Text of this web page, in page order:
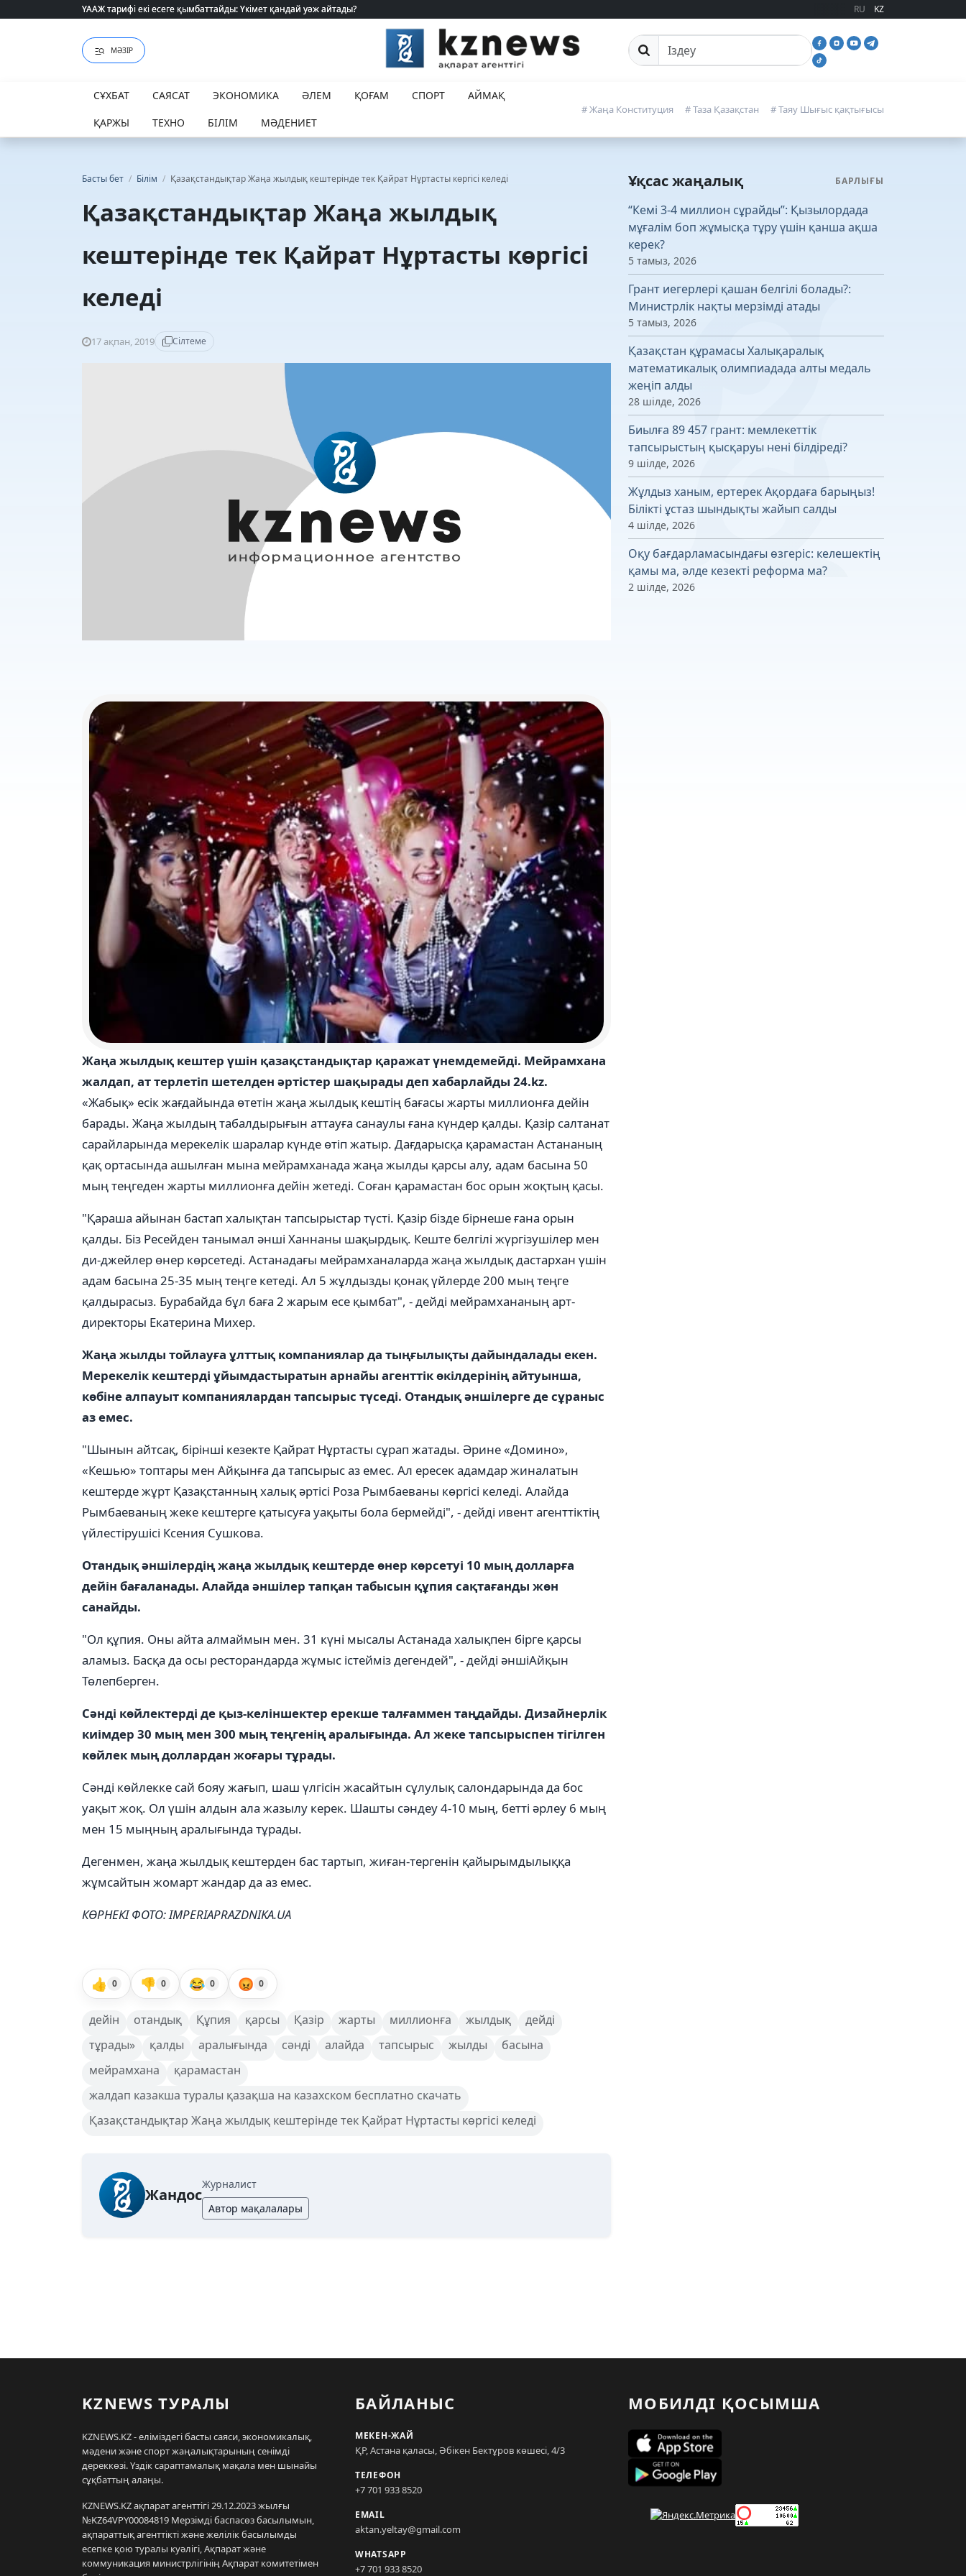
ҮААЖ тарифі екі есеге қымбаттайды: Үкімет қандай уәж айтады?
ҮААЖ тарифі екі есеге қымбаттайды: Үкімет қандай уәж айтады? RU KZ
МӘЗІР Сайттан іздеу
СҰХБАТ САЯСАТ ЭКОНОМИКА ӘЛЕМ ҚОҒАМ СПОРТ
АЙМАҚ
ҚАРЖЫ
ТЕХНО БІЛІМ МӘДЕНИЕТ
# Жаңа Конституция # Таза Қазақстан # Таяу Шығыс қақтығысы
Басты бет / Білім / Қазақстандықтар Жаңа жылдық кештерінде тек Қайрат Нұртасты көргісі келеді
Қазақстандықтар Жаңа жылдық
кештерінде тек Қайрат Нұртасты көргісі
келеді
17 ақпан, 2019 Сілтеме
Жаңа жылдық кештер үшін қазақстандықтар қаражат үнемдемейді. Мейрамхана
жалдап, ат терлетіп шетелден әртістер шақырады деп хабарлайды 24.kz.
«Жабық» есік жағдайында өтетін жаңа жылдық кештің бағасы жарты миллионға дейін
барады. Жаңа жылдың табалдырығын аттауға санаулы ғана күндер қалды. Қазір салтанат
сарайларында мерекелік шаралар күнде өтіп жатыр. Дағдарысқа қарамастан Астананың
қақ ортасында ашылған мына мейрамханада жаңа жылды қарсы алу, адам басына 50
мың теңгеден жарты миллионға дейін жетеді. Соған қарамастан бос орын жоқтың қасы.
"Қараша айынан бастап халықтан тапсырыстар түсті. Қазір бізде бірнеше ғана орын
қалды. Біз Ресейден танымал әнші Ханнаны шақырдық. Кеште белгілі жүргізушілер мен
ди-джейлер өнер көрсетеді. Астанадағы мейрамханаларда жаңа жылдық дастархан үшін
адам басына 25-35 мың теңге кетеді. Ал 5 жұлдызды қонақ үйлерде 200 мың теңге
қалдырасыз. Бурабайда бұл баға 2 жарым есе қымбат", - дейді мейрамхананың арт-
директоры Екатерина Михер.
Жаңа жылды тойлауға ұлттық компаниялар да тыңғылықты дайындалады екен.
Мерекелік кештерді ұйымдастыратын арнайы агенттік өкілдерінің айтуынша,
көбіне алпауыт компаниялардан тапсырыс түседі. Отандық әншілерге де сұраныс
аз емес.
"Шынын айтсақ, бірінші кезекте Қайрат Нұртасты сұрап жатады. Әрине «Домино»,
«Кешью» топтары мен Айқынға да тапсырыс аз емес. Ал ересек адамдар жиналатын
кештерде жұрт Қазақстанның халық әртісі Роза Рымбаеваны көргісі келеді. Алайда
Рымбаеваның жеке кештерге қатысуға уақыты бола бермейді", - дейді ивент агенттіктің
үйлестірушісі Ксения Сушкова.
Отандық әншілердің жаңа жылдық кештерде өнер көрсетуі 10 мың долларға
дейін бағаланады. Алайда әншілер тапқан табысын құпия сақтағанды жөн
санайды.
"Ол құпия. Оны айта алмаймын мен. 31 күні мысалы Астанада халықпен бірге қарсы
аламыз. Басқа да осы ресторандарда жұмыс істейміз дегендей", - дейді әншіАйқын
Төлепберген.
Сәнді көйлектерді де қыз-келіншектер ерекше талғаммен таңдайды. Дизайнерлік
киімдер 30 мың мен 300 мың теңгенің аралығында. Ал жеке тапсырыспен тігілген
көйлек мың доллардан жоғары тұрады.
Сәнді көйлекке сай бояу жағып, шаш үлгісін жасайтын сұлулық салондарында да бос
уақыт жоқ. Ол үшін алдын ала жазылу керек. Шашты сәндеу 4-10 мың, бетті әрлеу 6 мың
мен 15 мыңның аралығында тұрады.
Дегенмен, жаңа жылдық кештерден бас тартып, жиған-тергенін қайырымдылыққа
жұмсайтын жомарт жандар да аз емес.
КӨРНЕКІ ФОТО: IMPERIAPRAZDNIKA.UA
👍 0 👎 0 😂 0 😡 0
дейін отандық Құпия қарсы Қазір жарты миллионға жылдық
дейді
тұрады»
қалды аралығында сәнді алайда тапсырыс жылды
басына
мейрамхана
қарамастан
жалдап казакша туралы қазақша на казахском бесплатно скачать
Қазақстандықтар Жаңа жылдық кештерінде тек Қайрат Нұртасты көргісі келеді
Жандос
Журналист
Автор мақалалары
Ұқсас жаңалық БАРЛЫҒЫ
“Кемі 3-4 миллион сұрайды”: Қызылордада
мұғалім боп жұмысқа тұру үшін қанша ақша
керек?
5 тамыз, 2026
Грант иегерлері қашан белгілі болады?:
Министрлік нақты мерзімді атады
5 тамыз, 2026
Қазақстан құрамасы Халықаралық
математикалық олимпиадада алты медаль
жеңіп алды
28 шілде, 2026
Биылға 89 457 грант: мемлекеттік
тапсырыстың қысқаруы нені білдіреді?
9 шілде, 2026
Жұлдыз ханым, ертерек Ақордаға барыңыз!
Білікті ұстаз шындықты жайып салды
4 шілде, 2026
Оқу бағдарламасындағы өзгеріс: келешектің
қамы ма, әлде кезекті реформа ма?
2 шілде, 2026
KZNEWS ТУРАЛЫ
KZNEWS.KZ - еліміздегі басты саяси, экономикалық,
мәдени және спорт жаңалықтарының сенімді
дереккөзі. Үздік сараптамалық мақала мен шынайы
сұқбаттың алаңы.
KZNEWS.KZ ақпарат агенттігі 29.12.2023 жылғы
№KZ64VPY00084819 Мерзімді баспасөз басылымын,
ақпараттық агенттікті және желілік басылымды
есепке қою туралы куәлігі, Ақпарат және
коммуникация министрлігінің Ақпарат комитетімен
БАЙЛАНЫС
МЕКЕН-ЖАЙ
ҚР, Астана қаласы, Әбікен Бектұров көшесі, 4/3
ТЕЛЕФОН
+7 701 933 8520
EMAIL
aktan.yeltay@gmail.com
WHATSAPP
+7 701 933 8520
МОБИЛДІ ҚОСЫМША